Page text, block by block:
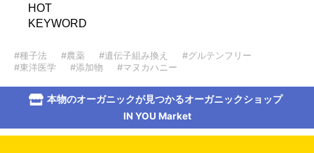
HOT
KEYWORD
#種子法 #農薬 #遺伝子組み換え
#グルテンフリー
#東洋医学
#添加物 #マヌカハニー
本物のオーガニックが見つかるオーガニックショップ
IN YOU Market